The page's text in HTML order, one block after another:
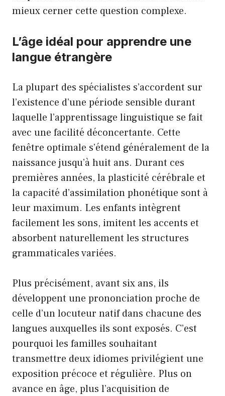
mieux cerner cette question complexe.
L’âge idéal pour apprendre une
langue étrangère
La plupart des spécialistes s’accordent sur
l’existence d’une période sensible durant
laquelle l’apprentissage linguistique se fait
avec une facilité déconcertante. Cette
fenêtre optimale s’étend généralement de la
naissance jusqu’à huit ans. Durant ces
premières années, la plasticité cérébrale et
la capacité d’assimilation phonétique sont à
leur maximum. Les enfants intègrent
facilement les sons, imitent les accents et
absorbent naturellement les structures
grammaticales variées.
Plus précisément, avant six ans, ils
développent une prononciation proche de
celle d’un locuteur natif dans chacune des
langues auxquelles ils sont exposés. C’est
pourquoi les familles souhaitant
transmettre deux idiomes privilégient une
exposition précoce et régulière. Plus on
avance en âge, plus l’acquisition de